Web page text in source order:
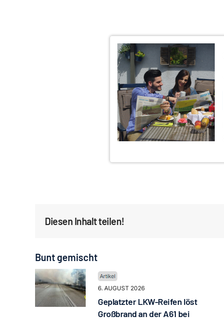
Diesen Inhalt teilen!
Bunt gemischt
6. AUGUST 2026
Geplatzter LKW-Reifen löst
Großbrand an der A61 bei